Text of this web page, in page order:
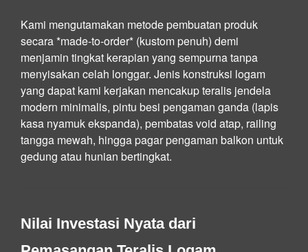
Kami mengutamakan metode pembuatan produk
secara *made-to-order* (kustom penuh) demi
menjamin tingkat kerapian yang sempurna tanpa
menyisakan celah longgar. Jenis konstruksi logam
yang dapat kami kerjakan mencakup teralis jendela
modern minimalis, pintu besi pengaman ganda (lapis
kasa nyamuk ekspanda), pembatas void atap, railing
tangga mewah, hingga pagar pengaman balkon untuk
gedung atau hunian bertingkat.
Nilai Investasi Nyata dari